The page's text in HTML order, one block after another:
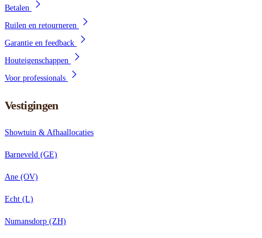
Betalen
Ruilen en retourneren
Garantie en feedback
Houteigenschappen
Voor professionals
Vestigingen
Showtuin & Afhaallocaties
Barneveld (GE)
Ane (OV)
Echt (L)
Numansdorp (ZH)